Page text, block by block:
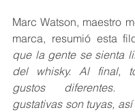
Marc Watson, maestro
marca, resumió esta
que la gente se sienta
del whisky. Al final,
gustos diferentes.
gustativas son tuyas,